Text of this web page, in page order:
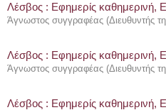
Λέσβος : Eφημερίς καθημερινή,
Άγνωστος συγγραφέας (Διευθυντής
Λέσβος : Eφημερίς καθημερινή,
Άγνωστος συγγραφέας (Διευθυντής
Λέσβος : Eφημερίς καθημερινή,